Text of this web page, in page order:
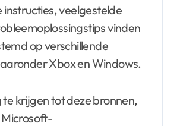
veelgestelde
vinden
op verschillende
Xbox en Windows.
krijgen tot deze bronnen,
Microsoft-